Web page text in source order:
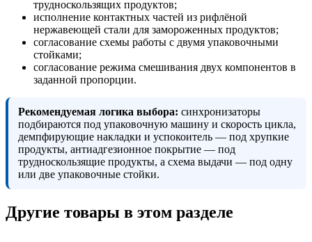
трудноскользящих продуктов;
исполнение контактных частей из рифлёной
нержавеющей стали для замороженных продуктов;
согласование схемы работы с двумя упаковочными
стойками;
согласование режима смешивания двух компонентов в
заданной пропорции.
Рекомендуемая логика выбора: синхронизаторы
подбираются под упаковочную машину и скорость цикла,
демпфирующие накладки и успокоитель — под хрупкие
продукты, антиадгезионное покрытие — под
трудноскользящие продукты, а схема выдачи — под одну
или две упаковочные стойки.
Другие товары в этом разделе